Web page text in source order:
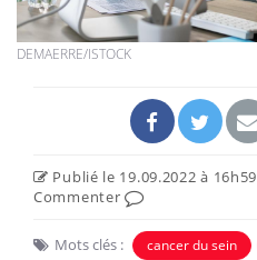
DEMAERRE/ISTOCK
Publié le 19.09.2022 à 16h59
Commenter
Mots clés : cancer du sein